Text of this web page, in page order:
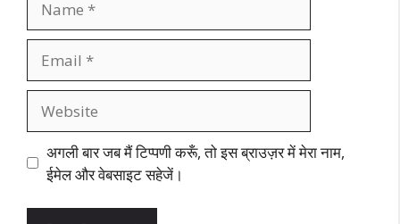
अगली बार जब मैं टिप्पणी करूँ, तो इस ब्राउज़र में मेरा नाम,
ईमेल और वेबसाइट सहेजें।